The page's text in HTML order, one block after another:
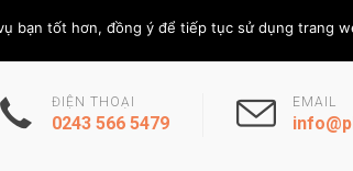
Thứ Sáu, 7/8/
ĐIỆN THOẠI
0243 566 5479
EMAIL
bạn tốt hơn, đồng ý để tiếp tục sử dụng trang